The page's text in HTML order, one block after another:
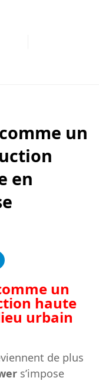
un
en
un
haute
urbain
de plus
s’impose